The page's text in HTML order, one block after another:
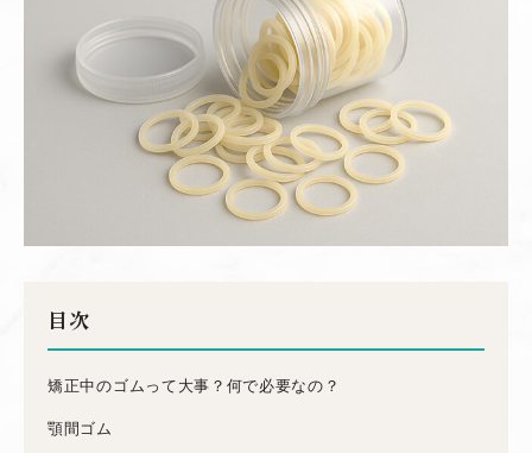
目次
矯正中のゴムって大事？何で必要なの？
顎間ゴム